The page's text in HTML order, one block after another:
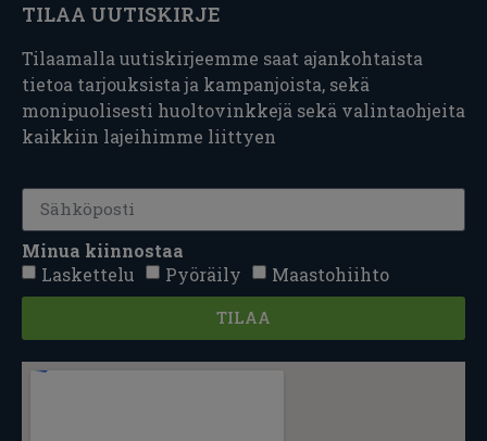
TILAA UUTISKIRJE
Tilaamalla uutiskirjeemme saat ajankohtaista
tietoa tarjouksista ja kampanjoista, sekä
monipuolisesti huoltovinkkejä sekä valintaohjeita
kaikkiin lajeihimme liittyen
Minua kiinnostaa
Laskettelu
Pyöräily Maastohiihto
TILAA